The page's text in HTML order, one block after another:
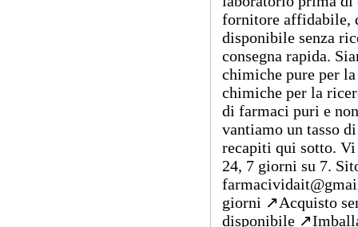
fornitore affidabile,
disponibile senza
consegna rapida.
chimiche pure per
chimiche per la
di farmaci puri e
vantiamo un tasso
recapiti qui sotto.
24, 7 giorni su 7.
giorni ↗️Acquisto
disponibile